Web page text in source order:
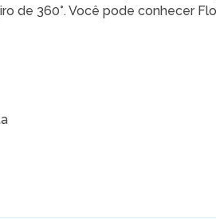
de 360°. Você pode conhecer